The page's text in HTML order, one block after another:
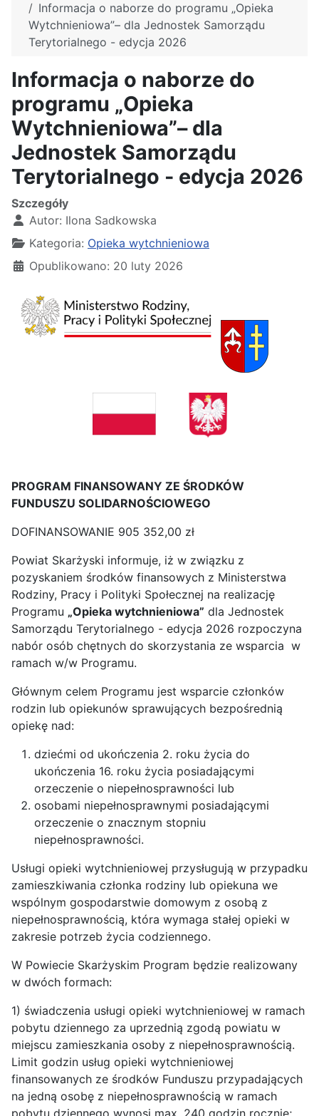
Informacja o naborze do programu „Opieka
Wytchnieniowa”– dla Jednostek Samorządu
Terytorialnego - edycja 2026
Informacja o naborze do
programu „Opieka
Wytchnieniowa”– dla
Jednostek Samorządu
Terytorialnego - edycja 2026
Szczegóły
Autor: Ilona Sadkowska
Kategoria: Opieka wytchnieniowa
Opublikowano: 20 luty 2026
PROGRAM FINANSOWANY ZE ŚRODKÓW
FUNDUSZU SOLIDARNOŚCIOWEGO
DOFINANSOWANIE 905 352,00 zł
Powiat Skarżyski informuje, iż w związku z
pozyskaniem środków finansowych z Ministerstwa
Rodziny, Pracy i Polityki Społecznej na realizację
Programu „Opieka wytchnieniowa” dla Jednostek
Samorządu Terytorialnego - edycja 2026 rozpoczyna
nabór osób chętnych do skorzystania ze wsparcia w
ramach w/w Programu.
Głównym celem Programu jest wsparcie członków
rodzin lub opiekunów sprawujących bezpośrednią
opiekę nad:
dziećmi od ukończenia 2. roku życia do
ukończenia 16. roku życia posiadającymi
orzeczenie o niepełnosprawności lub
osobami niepełnosprawnymi posiadającymi
orzeczenie o znacznym stopniu
niepełnosprawności.
Usługi opieki wytchnieniowej przysługują w przypadku
zamieszkiwania członka rodziny lub opiekuna we
wspólnym gospodarstwie domowym z osobą z
niepełnosprawnością, która wymaga stałej opieki w
zakresie potrzeb życia codziennego.
W Powiecie Skarżyskim Program będzie realizowany
w dwóch formach:
1) świadczenia usługi opieki wytchnieniowej w ramach
pobytu dziennego za uprzednią zgodą powiatu w
miejscu zamieszkania osoby z niepełnosprawnością.
Limit godzin usług opieki wytchnieniowej
finansowanych ze środków Funduszu przypadających
na jedną osobę z niepełnosprawnością w ramach